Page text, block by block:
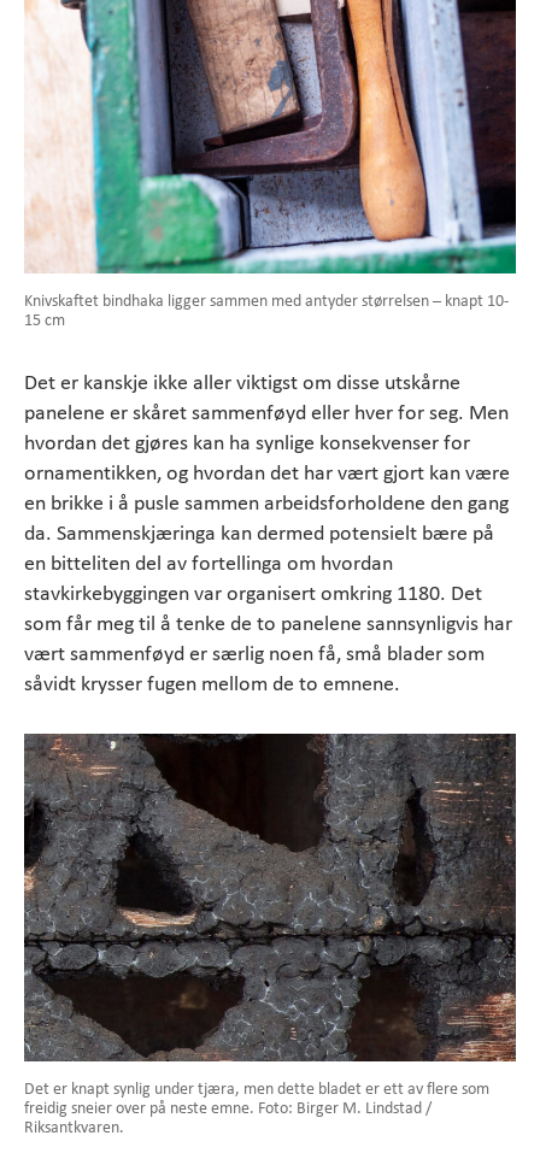
Knivskaftet bindhaka ligger sammen med antyder størrelsen – knapt 10-
15 cm
Det er kanskje ikke aller viktigst om disse utskårne
panelene er skåret sammenføyd eller hver for seg. Men
hvordan det gjøres kan ha synlige konsekvenser for
ornamentikken, og hvordan det har vært gjort kan være
en brikke i å pusle sammen arbeidsforholdene den gang
da. Sammenskjæringa kan dermed potensielt bære på
en bitteliten del av fortellinga om hvordan
stavkirkebyggingen var organisert omkring 1180. Det
som får meg til å tenke de to panelene sannsynligvis har
vært sammenføyd er særlig noen få, små blader som
såvidt krysser fugen mellom de to emnene.
Det er knapt synlig under tjæra, men dette bladet er ett av flere som
freidig sneier over på neste emne. Foto: Birger M. Lindstad /
Riksantkvaren.